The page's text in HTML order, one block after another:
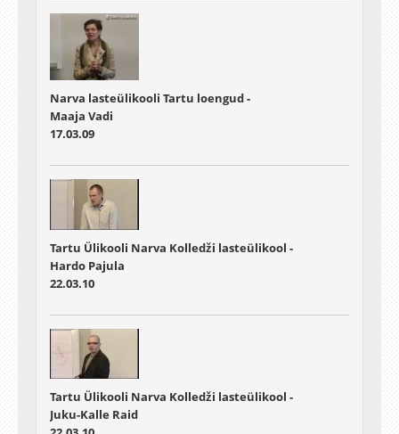
Narva lasteülikooli Tartu loengud -
Maaja Vadi
17.03.09
Tartu Ülikooli Narva Kolledži lasteülikool -
Hardo Pajula
22.03.10
Tartu Ülikooli Narva Kolledži lasteülikool -
Juku-Kalle Raid